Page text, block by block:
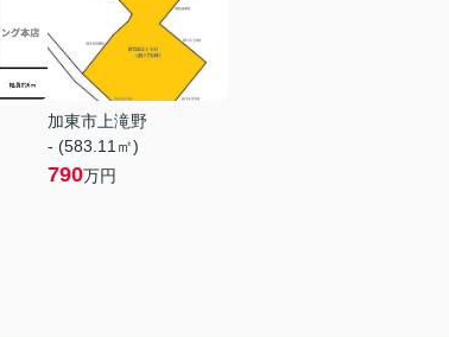
加東市上滝野
- (583.11㎡)
790万円